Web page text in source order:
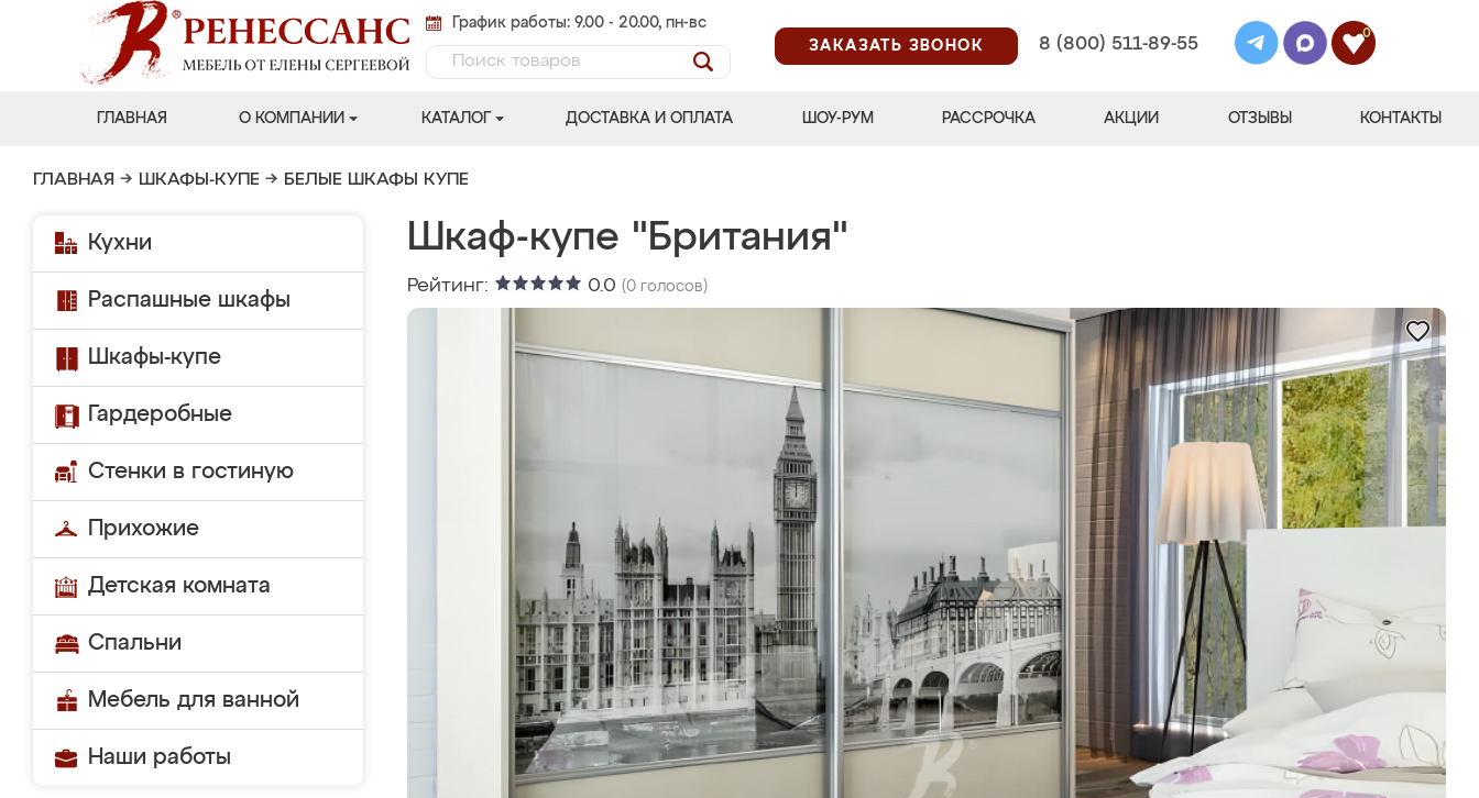
График работы: 9.00 - 20.00, пн-вс
ЗАКАЗАТЬ ЗВОНОК
8 (800) 511-89-55
0
ГЛАВНАЯ О КОМПАНИИ КАТАЛОГ ДОСТАВКА И ОПЛАТА ШОУ-РУМ РАССРОЧКА АКЦИИ ОТЗЫВЫ КОНТАКТЫ
ГЛАВНАЯ → ШКАФЫ-КУПЕ → БЕЛЫЕ ШКАФЫ КУПЕ
Кухни
Распашные шкафы
Шкафы-купе
Гардеробные
Стенки в гостиную
Прихожие
Детская комната
Спальни
Мебель для ванной
Наши работы
Шкаф-купе "Британия"
Рейтинг: 0.0 (0 голосов)